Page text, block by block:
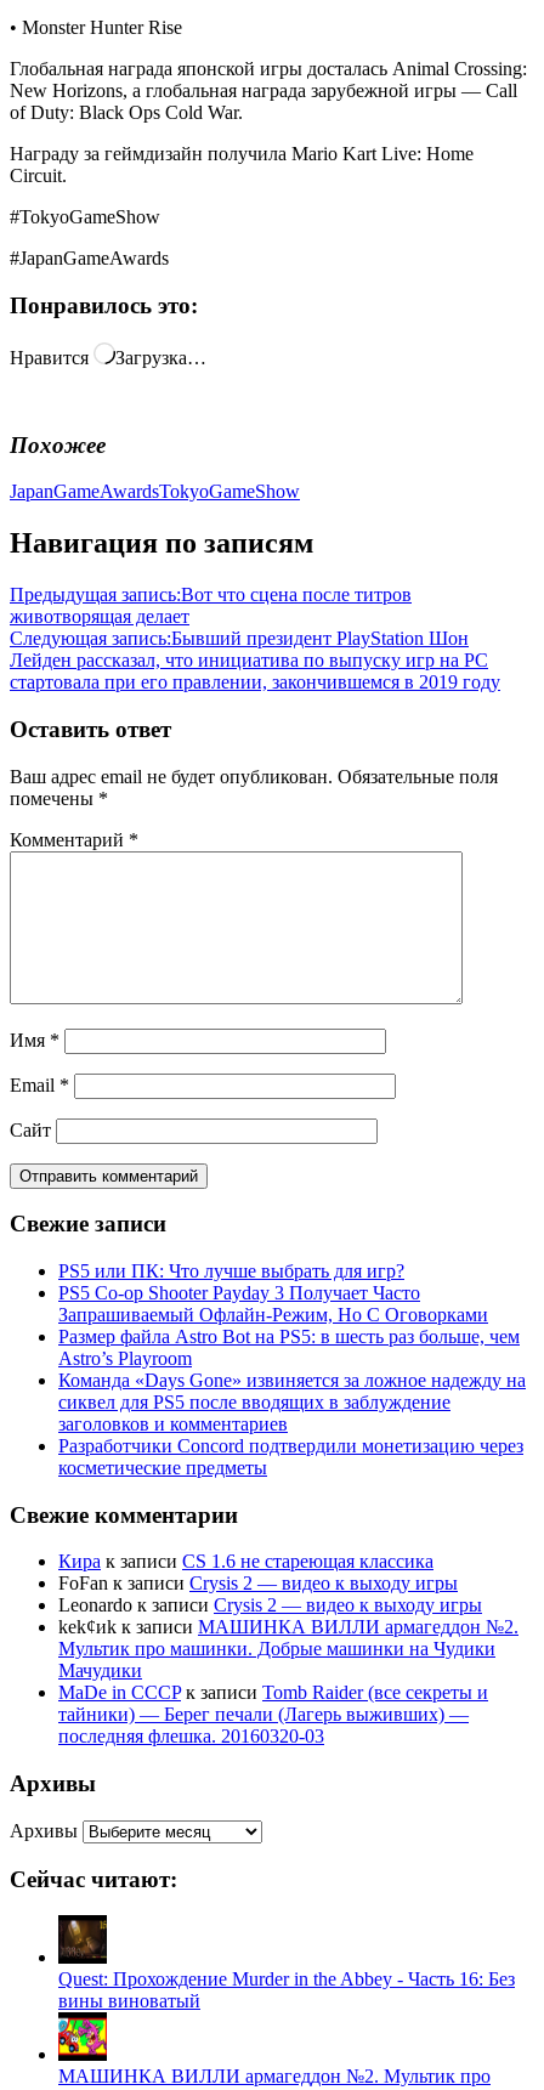
• Monster Hunter Rise
Глобальная награда японской игры досталась Animal Crossing:
New Horizons, а глобальная награда зарубежной игры — Call
of Duty: Black Ops Cold War.
Награду за геймдизайн получила Mario Kart Live: Home
Circuit.
#TokyoGameShow
#JapanGameAwards
Понравилось это:
Нравится Загрузка…
Похожее
JapanGameAwardsTokyoGameShow
Навигация по записям
Предыдущая запись:Вот что сцена после титров
животворящая делает
Следующая запись:Бывший президент PlayStation Шон
Лейден рассказал, что инициатива по выпуску игр на PC
стартовала при его правлении, закончившемся в 2019 году
Оставить ответ
Ваш адрес email не будет опубликован. Обязательные поля
помечены *
Комментарий *
Имя *
Email *
Сайт
Свежие записи
PS5 или ПК: Что лучше выбрать для игр?
PS5 Co-op Shooter Payday 3 Получает Часто
Запрашиваемый Офлайн-Режим, Но С Оговорками
Размер файла Astro Bot на PS5: в шесть раз больше, чем
Astro’s Playroom
Команда «Days Gone» извиняется за ложное надежду на
сиквел для PS5 после вводящих в заблуждение
заголовков и комментариев
Разработчики Concord подтвердили монетизацию через
косметические предметы
Свежие комментарии
Кира к записи CS 1.6 не стареющая классика
FoFan к записи Crysis 2 — видео к выходу игры
Leonardo к записи Crysis 2 — видео к выходу игры
kek¢иk к записи МАШИНКА ВИЛЛИ армагеддон №2.
Мультик про машинки. Добрые машинки на Чудики
Мачудики
MaDe in CCCPк записи Tomb Raider (все секреты и
тайники) — Берег печали (Лагерь выживших) —
последняя флешка. 20160320-03
Архивы
Архивы
Сейчас читают:
Quest: Прохождение Murder in the Abbey - Часть 16: Без
вины виноватый
МАШИНКА ВИЛЛИ армагеддон №2. Мультик про